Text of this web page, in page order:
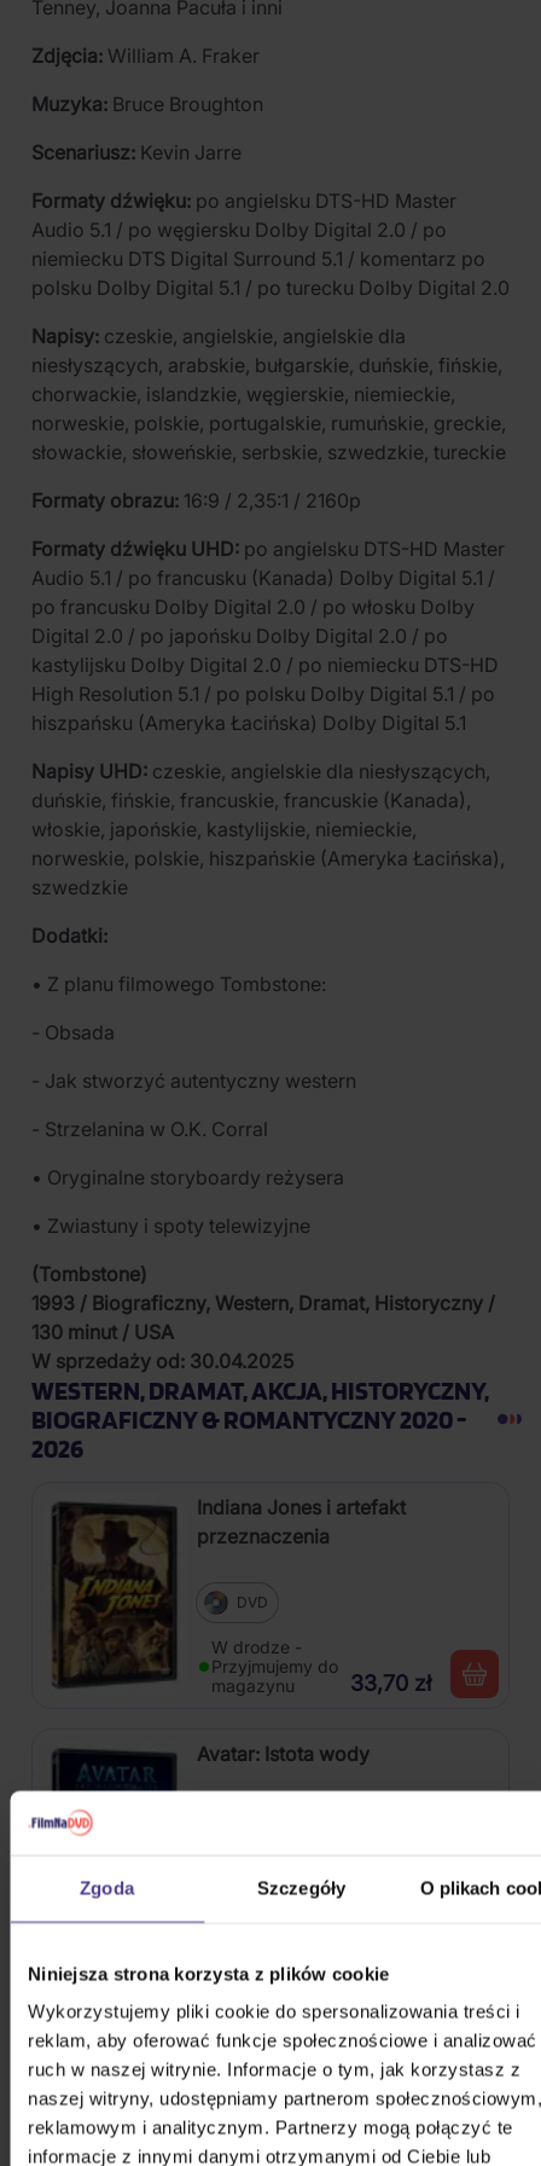
Zgoda Szczegóły O plikach
Niniejsza strona korzysta z plików cookie
Wykorzystujemy pliki cookie do spersonalizowania treści i
reklam, aby oferować funkcje społecznościowe i analizować
ruch w naszej witrynie. Informacje o tym, jak korzystasz z
naszej witryny, udostępniamy partnerom społecznościowym,
reklamowym i analitycznym. Partnerzy mogą połączyć te
informacje z innymi danymi otrzymanymi od Ciebie lub
Tenney, Joanna Pacuła i inni
Zdjęcia: William A. Fraker
Muzyka: Bruce Broughton
Scenariusz: Kevin Jarre
Formaty dźwięku: po angielsku DTS-HD Master
Audio 5.1 / po węgiersku Dolby Digital 2.0 / po
niemiecku DTS Digital Surround 5.1 / komentarz po
polsku Dolby Digital 5.1 / po turecku Dolby Digital 2.0
Napisy: czeskie, angielskie, angielskie dla
niesłyszących, arabskie, bułgarskie, duńskie, fińskie,
chorwackie, islandzkie, węgierskie, niemieckie,
norweskie, polskie, portugalskie, rumuńskie, greckie,
słowackie, słoweńskie, serbskie, szwedzkie, tureckie
Formaty obrazu: 16:9 / 2,35:1 / 2160p
Formaty dźwięku UHD: po angielsku DTS-HD Master
Audio 5.1 / po francusku (Kanada) Dolby Digital 5.1 /
po francusku Dolby Digital 2.0 / po włosku Dolby
Digital 2.0 / po japońsku Dolby Digital 2.0 / po
kastylijsku Dolby Digital 2.0 / po niemiecku DTS-HD
High Resolution 5.1 / po polsku Dolby Digital 5.1 / po
hiszpańsku (Ameryka Łacińska) Dolby Digital 5.1
Napisy UHD: czeskie, angielskie dla niesłyszących,
duńskie, fińskie, francuskie, francuskie (Kanada),
włoskie, japońskie, kastylijskie, niemieckie,
norweskie, polskie, hiszpańskie (Ameryka Łacińska),
szwedzkie
Dodatki:
• Z planu filmowego Tombstone:
- Obsada
- Jak stworzyć autentyczny western
- Strzelanina w O.K. Corral
• Oryginalne storyboardy reżysera
• Zwiastuny i spoty telewizyjne
(Tombstone)
1993 / Biograficzny, Western, Dramat, Historyczny /
130 minut / USA
W sprzedaży od: 30.04.2025
WESTERN, DRAMAT, AKCJA, HISTORYCZNY,
BIOGRAFICZNY & ROMANTYCZNY 2020 -
2026
Indiana Jones i artefakt
przeznaczenia
DVD
W drodze -
Przyjmujemy do
magazynu
33,70 zł
Avatar: Istota wody
Gladiator 2
DVD